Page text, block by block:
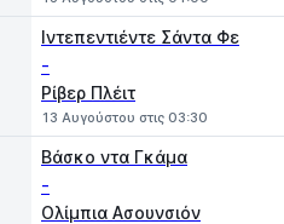
Ιντεπεντιέντε Σάντα Φε
-
Ρίβερ Πλέιτ
13 Αυγούστου στις 03:30
Βάσκο ντα Γκάμα
-
Ολίμπια Ασουνσιόν